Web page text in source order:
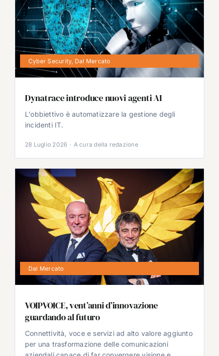
Cyber Security, Dal Mercato
Dynatrace introduce nuovi agenti AI
L'obbiettivo è automatizzare la gestione degli
incidenti IT.
28 Luglio 2026 · A cura della redazione
Dal Mercato
VOIPVOICE, vent’anni d’innovazione
guardando al futuro
Connettività, voce e servizi ad alto valore aggiunto
per una trasformazione delle comunicazioni